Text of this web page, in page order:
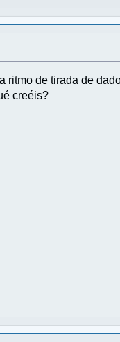
ritmo de tirada de
creéis?